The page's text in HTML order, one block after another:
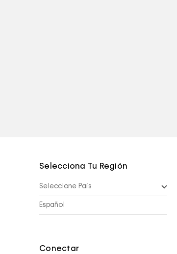
Selecciona Tu Región
Seleccione País
Español
Conectar